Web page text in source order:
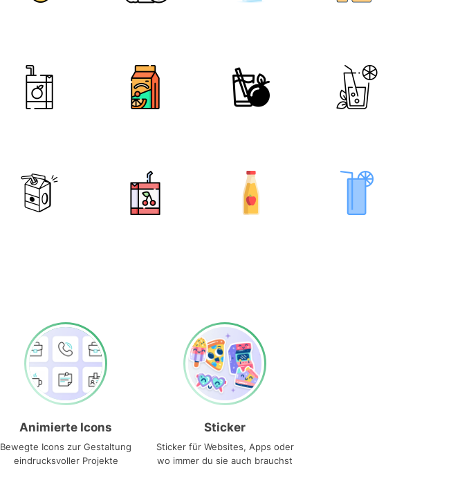
Animierte Icons
Bewegte Icons zur Gestaltung
eindrucksvoller Projekte
Sticker
Sticker für Websites, Apps oder
wo immer du sie auch brauchst